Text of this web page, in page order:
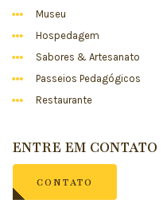
Museu
Hospedagem
Sabores & Artesanato
Passeios Pedagógicos
Restaurante
ENTRE EM CONTATO
CONTATO